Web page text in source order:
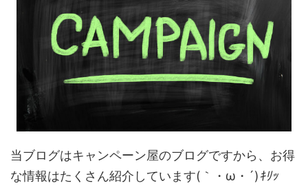
当ブログはキャンペーン屋のブログですから、お得
な情報はたくさん紹介しています(｀・ω・´)ｷﾘｯ